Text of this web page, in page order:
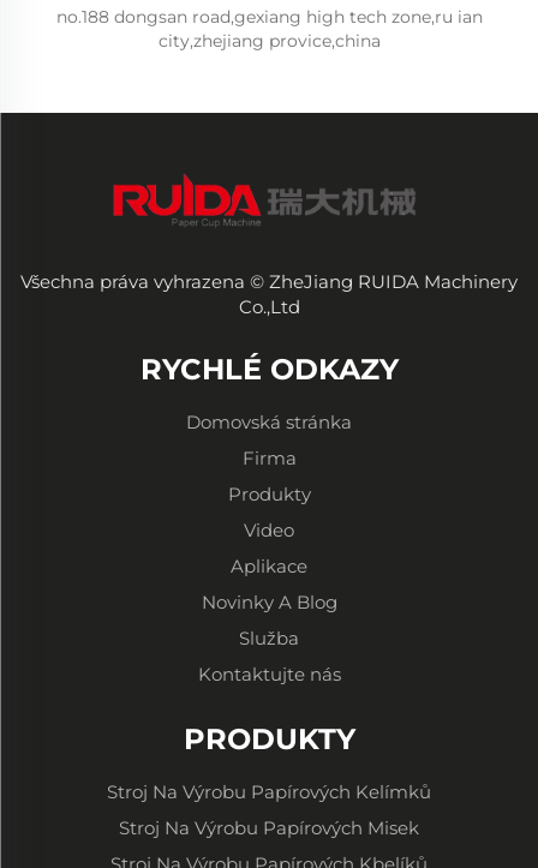
no.188 dongsan road,gexiang high tech zone,ru ian
city,zhejiang provice,china
Všechna práva vyhrazena © ZheJiang RUIDA Machinery
Co.,Ltd
RYCHLÉ ODKAZY
Domovská stránka
Firma
Produkty
Video
Aplikace
Novinky A Blog
Služba
Kontaktujte nás
PRODUKTY
Stroj Na Výrobu Papírových Kelímků
Stroj Na Výrobu Papírových Misek